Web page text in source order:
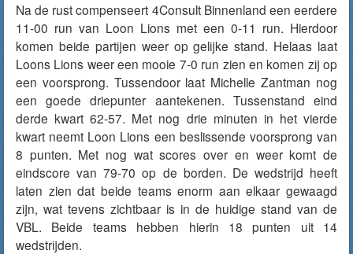
Na de rust compenseert 4Consult Binnenland een eerdere
11-00 run van Loon Lions met een 0-11 run. Hierdoor
komen beide partijen weer op gelijke stand. Helaas laat
Loons Lions weer een mooie 7-0 run zien en komen zij op
een voorsprong. Tussendoor laat Michelle Zantman nog
een goede driepunter aantekenen. Tussenstand eind
derde kwart 62-57. Met nog drie minuten in het vierde
kwart neemt Loon Lions een beslissende voorsprong van
8 punten. Met nog wat scores over en weer komt de
eindscore van 79-70 op de borden. De wedstrijd heeft
laten zien dat beide teams enorm aan elkaar gewaagd
zijn, wat tevens zichtbaar is in de huidige stand van de
VBL. Beide teams hebben hierin 18 punten uit 14
wedstrijden.